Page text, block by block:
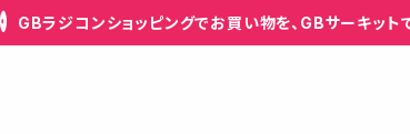
GBラジコンショッピングでお買い物を、GBサーキット